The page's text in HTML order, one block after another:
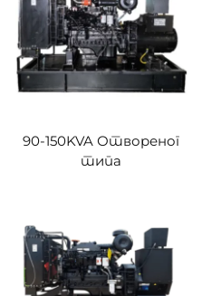
90-150KVA Отвореног
типа